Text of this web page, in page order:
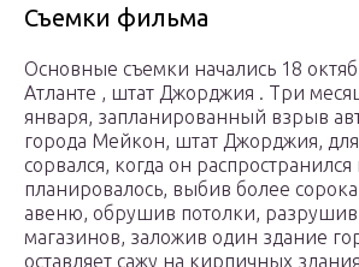
Съемки фильма
Основные съемки начались 18
Атланте , штат Джорджия . Три
января, запланированный взрыв
города Мейкон, штат Джорджия,
сорвался, когда он
планировалось, выбив более
авеню, обрушив потолки,
магазинов, заложив один здание
оставляет сажу на кирпичных